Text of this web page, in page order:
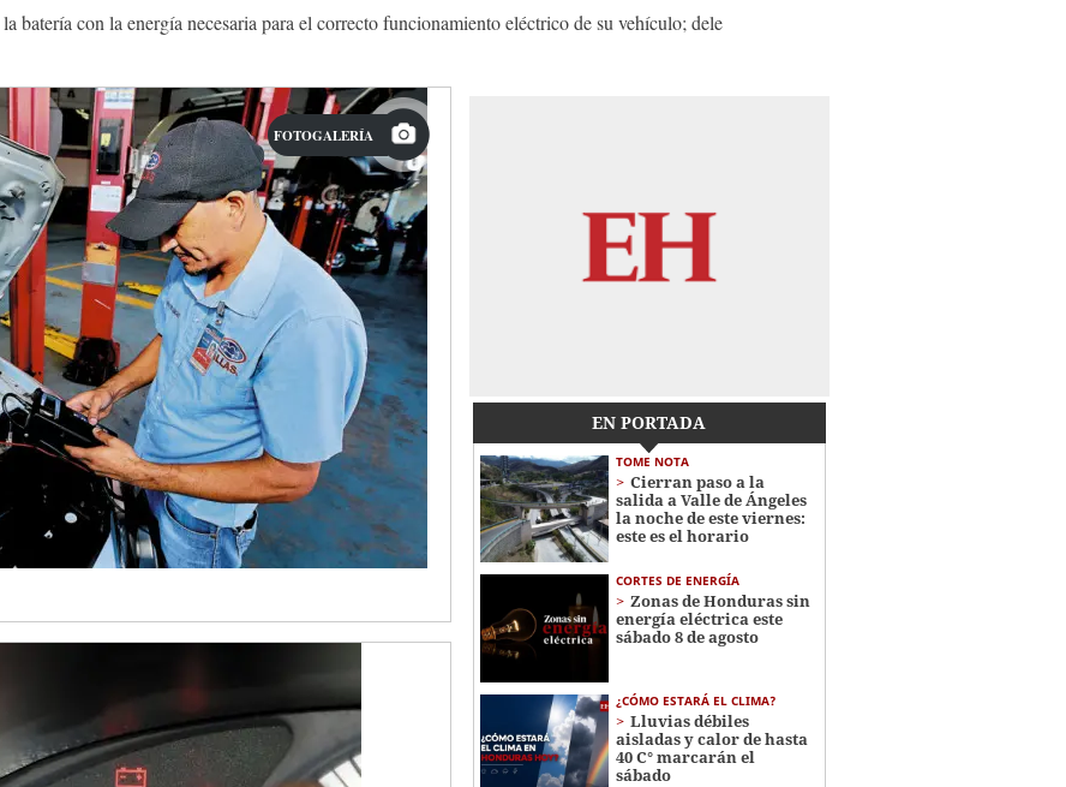
batería con la energía necesaria para el correcto funcionamiento eléctrico de su vehículo; dele
FOTOGALERÍA
EN PORTADA
TOME NOTA
Cierran paso a la
salida a Valle de Ángeles
la noche de este viernes:
este es el horario
CORTES DE ENERGÍA
Zonas de Honduras sin
energía eléctrica este
sábado 8 de agosto
¿CÓMO ESTARÁ EL CLIMA?
Lluvias débiles
aisladas y calor de hasta
40 C° marcarán el
sábado